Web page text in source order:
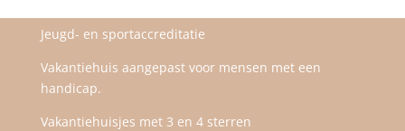
Jeugd- en sportaccreditatie
Vakantiehuis aangepast voor mensen met een
handicap.
Vakantiehuisjes met 3 en 4 sterren